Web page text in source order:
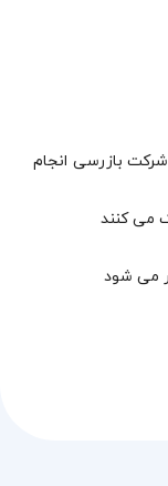
تست توسط شرکت بازرسی انجام
می کنند
می شود